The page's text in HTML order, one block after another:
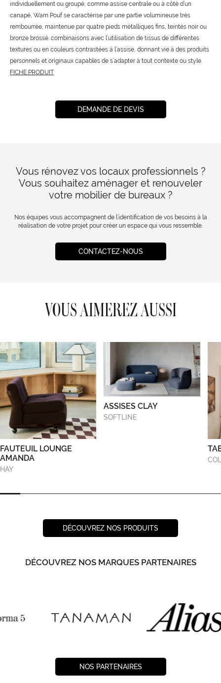
individuellement ou groupé, comme assise centrale ou à côté d’un
canapé, Wam Pouf se caractérise par une partie volumineuse très
rembourrée, maintenue par quatre pieds métalliques fins, teintés noir ou
bronze brossé. combinaisons avec l’utilisation de tissus de différentes
textures ou en couleurs contrastées à l’assise, donnant vie à des produits
personnels et originaux capables de s’adapter à tout contexte ou style.
FICHE PRODUIT
DEMANDE DE DEVIS
Vous rénovez vos locaux professionnels ?
Vous souhaitez aménager et renouveler
votre mobilier de bureaux ?
Nos équipes vous accompagnent de l’identification de vos besoins à la
réalisation de votre projet pour créer un espace qui vous ressemble.
CONTACTEZ-NOUS
VOUS AIMEREZ AUSSI
FAUTEUIL LOUNGE
AMANDA
HAY
ASSISES CLAY
SOFTLINE
DÉCOUVREZ NOS PRODUITS
DÉCOUVREZ NOS MARQUES PARTENAIRES
NOS PARTENAIRES